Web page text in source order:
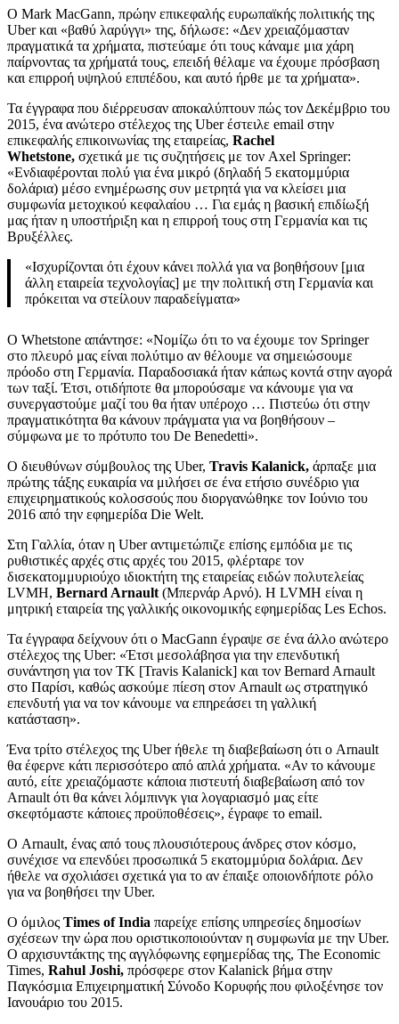
Ο Mark MacGann, πρώην επικεφαλής ευρωπαϊκής πολιτικής της
Uber και «βαθύ λαρύγγι» της, δήλωσε: «Δεν χρειαζόμασταν
πραγματικά τα χρήματα, πιστεύαμε ότι τους κάναμε μια χάρη
παίρνοντας τα χρήματά τους, επειδή θέλαμε να έχουμε πρόσβαση
και επιρροή υψηλού επιπέδου, και αυτό ήρθε με τα χρήματα».
Τα έγγραφα που διέρρευσαν αποκαλύπτουν πώς τον Δεκέμβριο του
2015, ένα ανώτερο στέλεχος της Uber έστειλε email στην
επικεφαλής επικοινωνίας της εταιρείας, Rachel
Whetstone, σχετικά με τις συζητήσεις με τον Axel Springer:
«Ενδιαφέρονται πολύ για ένα μικρό (δηλαδή 5 εκατομμύρια
δολάρια) μέσο ενημέρωσης συν μετρητά για να κλείσει μια
συμφωνία μετοχικού κεφαλαίου … Για εμάς η βασική επιδίωξή
μας ήταν η υποστήριξη και η επιρροή τους στη Γερμανία και τις
Βρυξέλλες.
«Ισχυρίζονται ότι έχουν κάνει πολλά για να βοηθήσουν [μια
άλλη εταιρεία τεχνολογίας] με την πολιτική στη Γερμανία και
πρόκειται να στείλουν παραδείγματα»
Ο Whetstone απάντησε: «Νομίζω ότι το να έχουμε τον Springer
στο πλευρό μας είναι πολύτιμο αν θέλουμε να σημειώσουμε
πρόοδο στη Γερμανία. Παραδοσιακά ήταν κάπως κοντά στην αγορά
των ταξί. Έτσι, οτιδήποτε θα μπορούσαμε να κάνουμε για να
συνεργαστούμε μαζί του θα ήταν υπέροχο … Πιστεύω ότι στην
πραγματικότητα θα κάνουν πράγματα για να βοηθήσουν –
σύμφωνα με το πρότυπο του De Benedetti».
Ο διευθύνων σύμβουλος της Uber, Travis Kalanick, άρπαξε μια
πρώτης τάξης ευκαιρία να μιλήσει σε ένα ετήσιο συνέδριο για
επιχειρηματικούς κολοσσούς που διοργανώθηκε τον Ιούνιο του
2016 από την εφημερίδα Die Welt.
Στη Γαλλία, όταν η Uber αντιμετώπιζε επίσης εμπόδια με τις
ρυθιστικές αρχές στις αρχές του 2015, φλέρταρε τον
δισεκατομμυριούχο ιδιοκτήτη της εταιρείας ειδών πολυτελείας
LVMH, Bernard Arnault (Μπερνάρ Αρνό). Η LVMH είναι η
μητρική εταιρεία της γαλλικής οικονομικής εφημερίδας Les Echos.
Τα έγγραφα δείχνουν ότι ο MacGann έγραψε σε ένα άλλο ανώτερο
στέλεχος της Uber: «Έτσι μεσολάβησα για την επενδυτική
συνάντηση για τον TK [Travis Kalanick] και τον Bernard Arnault
στο Παρίσι, καθώς ασκούμε πίεση στον Arnault ως στρατηγικό
επενδυτή για να τον κάνουμε να επηρεάσει τη γαλλική
κατάσταση».
Ένα τρίτο στέλεχος της Uber ήθελε τη διαβεβαίωση ότι ο Arnault
θα έφερνε κάτι περισσότερο από απλά χρήματα. «Αν το κάνουμε
αυτό, είτε χρειαζόμαστε κάποια πιστευτή διαβεβαίωση από τον
Arnault ότι θα κάνει λόμπινγκ για λογαριασμό μας είτε
σκεφτόμαστε κάποιες προϋποθέσεις», έγραφε το email.
Ο Arnault, ένας από τους πλουσιότερους άνδρες στον κόσμο,
συνέχισε να επενδύει προσωπικά 5 εκατομμύρια δολάρια. Δεν
ήθελε να σχολιάσει σχετικά για το αν έπαιξε οποιονδήποτε ρόλο
για να βοηθήσει την Uber.
Ο όμιλος Times of India παρείχε επίσης υπηρεσίες δημοσίων
σχέσεων την ώρα που οριστικοποιούνταν η συμφωνία με την Uber.
Ο αρχισυντάκτης της αγγλόφωνης εφημερίδας της, The Economic
Times, Rahul Joshi, πρόσφερε στον Kalanick βήμα στην
Παγκόσμια Επιχειρηματική Σύνοδο Κορυφής που φιλοξένησε τον
Ιανουάριο του 2015.